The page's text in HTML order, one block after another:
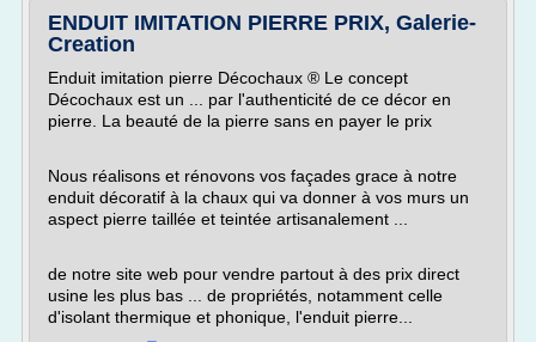
ENDUIT IMITATION PIERRE PRIX, Galerie-
Creation
Enduit imitation pierre Décochaux ® Le concept
Décochaux est un ... par l'authenticité de ce décor en
pierre. La beauté de la pierre sans en payer le prix
Nous réalisons et rénovons vos façades grace à notre
enduit décoratif à la chaux qui va donner à vos murs un
aspect pierre taillée et teintée artisanalement ...
de notre site web pour vendre partout à des prix direct
usine les plus bas ... de propriétés, notamment celle
d'isolant thermique et phonique, l'enduit pierre...